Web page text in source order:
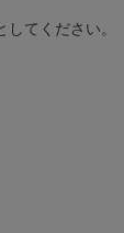
てください。